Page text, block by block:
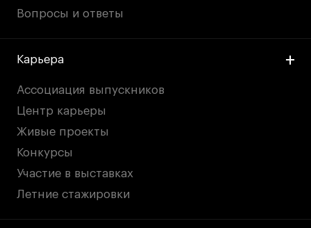
Вопросы и ответы
Карьера
Ассоциация выпускников
Центр карьеры
Живые проекты
Конкурсы
Участие в выставках
Летние стажировки